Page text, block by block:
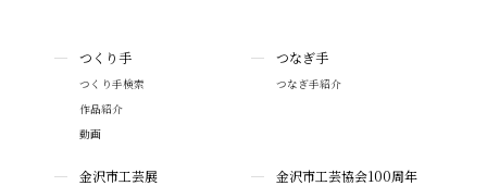
つくり手
つくり手検索
作品紹介
動画
つなぎ手
つなぎ手紹介
金沢市工芸展 金沢市工芸協会100周年